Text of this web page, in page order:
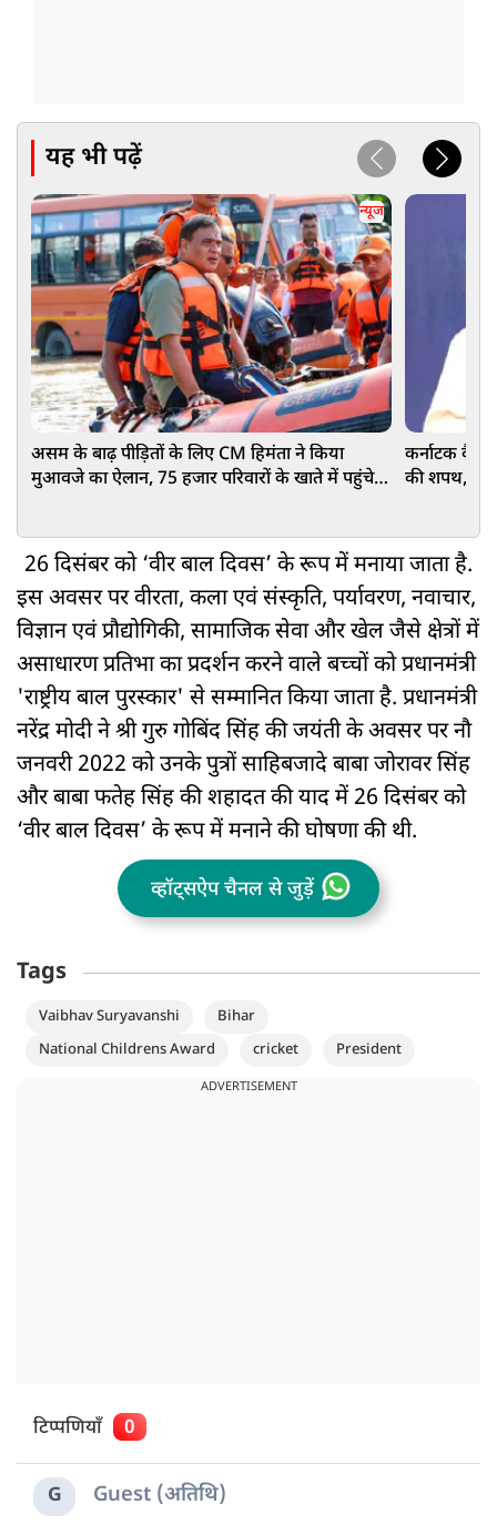
यह भी पढ़ें
न्यूज
असम के बाढ़ पीड़ितों के लिए CM हिमंता ने किया
मुआवजे का ऐलान, 75 हजार परिवारों के खाते में पहुंचे
कर्नाटक
की शपथ,
26 दिसंबर को ‘वीर बाल दिवस’ के रूप में मनाया जाता है.
इस अवसर पर वीरता, कला एवं संस्कृति, पर्यावरण, नवाचार,
विज्ञान एवं प्रौद्योगिकी, सामाजिक सेवा और खेल जैसे क्षेत्रों में
असाधारण प्रतिभा का प्रदर्शन करने वाले बच्चों को प्रधानमंत्री
'राष्ट्रीय बाल पुरस्कार' से सम्मानित किया जाता है. प्रधानमंत्री
नरेंद्र मोदी ने श्री गुरु गोबिंद सिंह की जयंती के अवसर पर नौ
जनवरी 2022 को उनके पुत्रों साहिबजादे बाबा जोरावर सिंह
और बाबा फतेह सिंह की शहादत की याद में 26 दिसंबर को
‘वीर बाल दिवस’ के रूप में मनाने की घोषणा की थी.
व्हॉट्सऐप चैनल से जुड़ें
Tags
Vaibhav Suryavanshi
Bihar
National Childrens Award
cricket President
ADVERTISEMENT
टिप्पणियाँ 0
G Guest (अतिथि)